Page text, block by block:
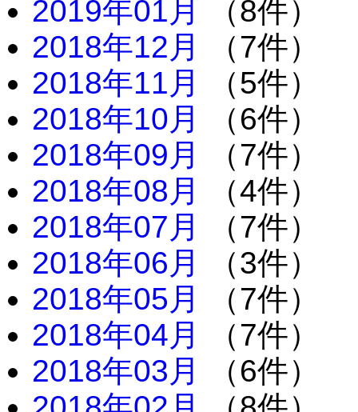
2019年01月
（8件）
2018年12月
（7件）
2018年11月
（5件）
2018年10月
（6件）
2018年09月
（7件）
2018年08月
（4件）
2018年07月
（7件）
2018年06月
（3件）
2018年05月
（7件）
2018年04月
（7件）
2018年03月
（6件）